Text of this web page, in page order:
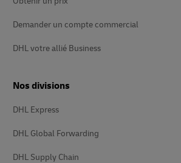
Demander un compte commercial
DHL votre allié Business
Nos divisions
DHL Express
DHL Global Forwarding
DHL Supply Chain